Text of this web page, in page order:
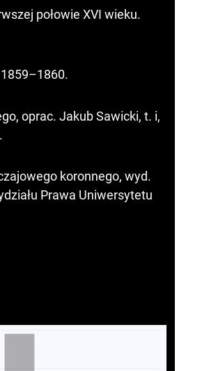
połowie XVI wieku.
oprac. Jakub Sawicki, t. i,
koronnego, wyd.
Prawa Uniwersytetu